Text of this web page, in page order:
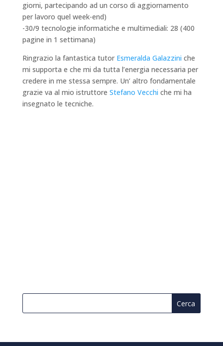
giorni, partecipando ad un corso di aggiornamento
per lavoro quel week-end)
-30/9 tecnologie informatiche e multimediali: 28 (400
pagine in 1 settimana)
Ringrazio la fantastica tutor Esmeralda Galazzini che
mi supporta e che mi da tutta l’energia necessaria per
credere in me stessa sempre. Un’ altro fondamentale
grazie va al mio istruttore Stefano Vecchi che mi ha
insegnato le tecniche.